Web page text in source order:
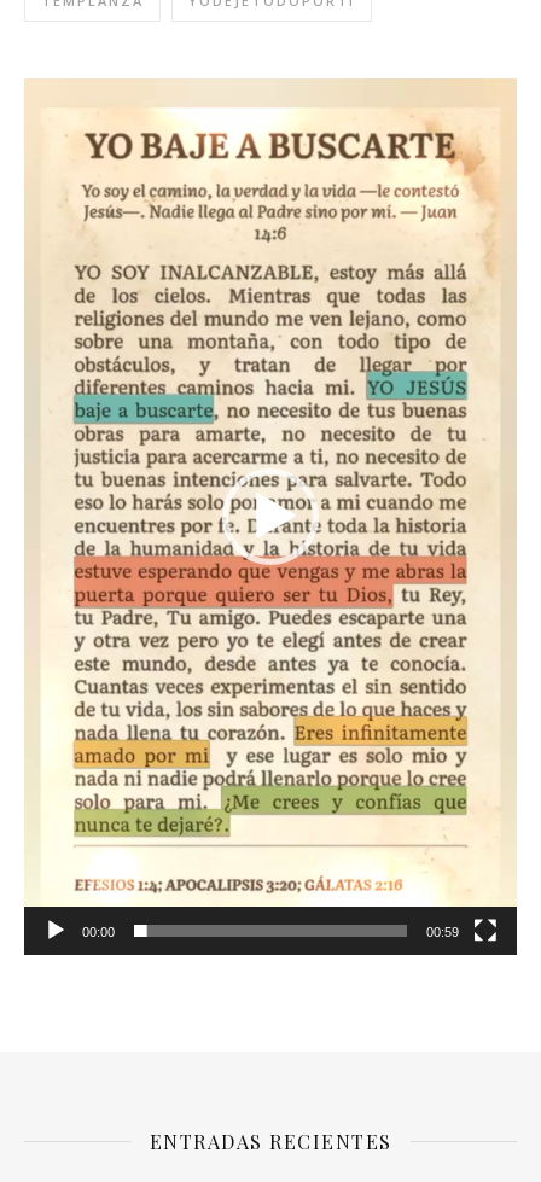
00:00 00:59
ENTRADAS RECIENTES